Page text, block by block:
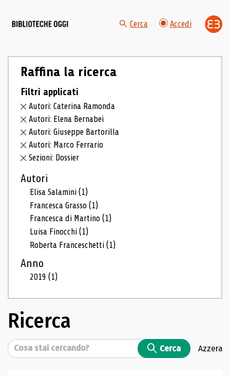
Cerca Accedi
Raffina la ricerca
Filtri applicati
Autori: Caterina Ramonda
Autori: Elena Bernabei
Autori: Giuseppe Bartorilla
Autori: Marco Ferrario
Sezioni: Dossier
Autori
Elisa Salamini(1)
Francesca Grasso(1)
Francesca di Martino(1)
Luisa Finocchi(1)
Roberta Franceschetti(1)
Anno
2019(1)
Ricerca
Cerca Cerca Azzera